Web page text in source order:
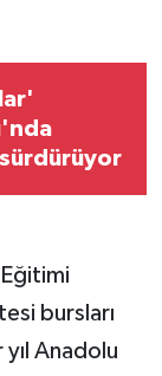
bursları
yıl Anadolu